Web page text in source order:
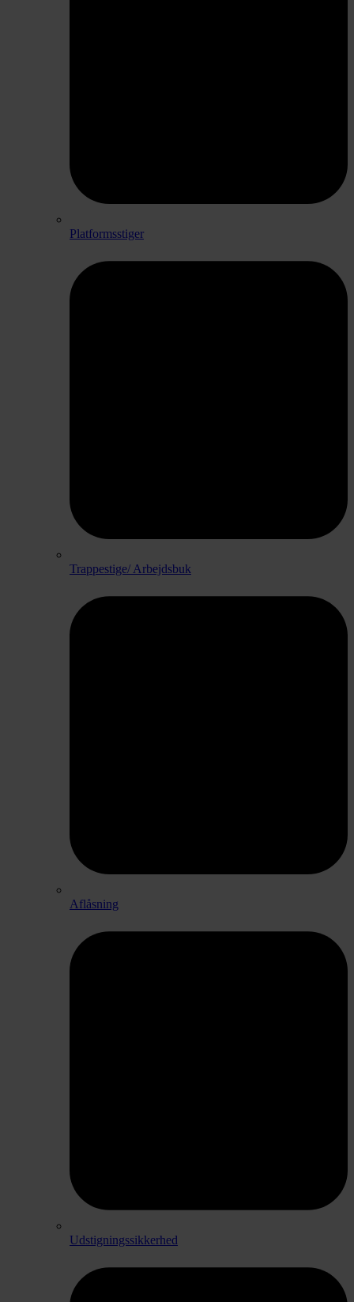
Platformsstiger
Trappestige/ Arbejdsbuk
Aflåsning
Udstigningssikkerhed